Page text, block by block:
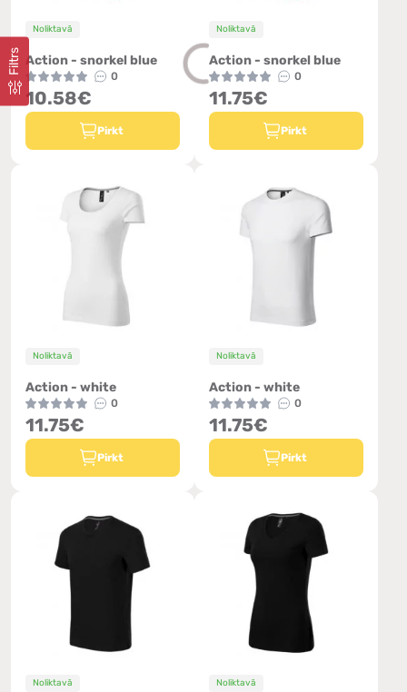
Filtrs
Noliktavā
Action - snorkel blue
0
10.58€
Pirkt
Noliktavā
Action - snorkel blue
0
11.75€
Pirkt
Noliktavā
Action - white
0
11.75€
Pirkt
Noliktavā
Action - white
0
11.75€
Pirkt
Noliktavā Noliktavā